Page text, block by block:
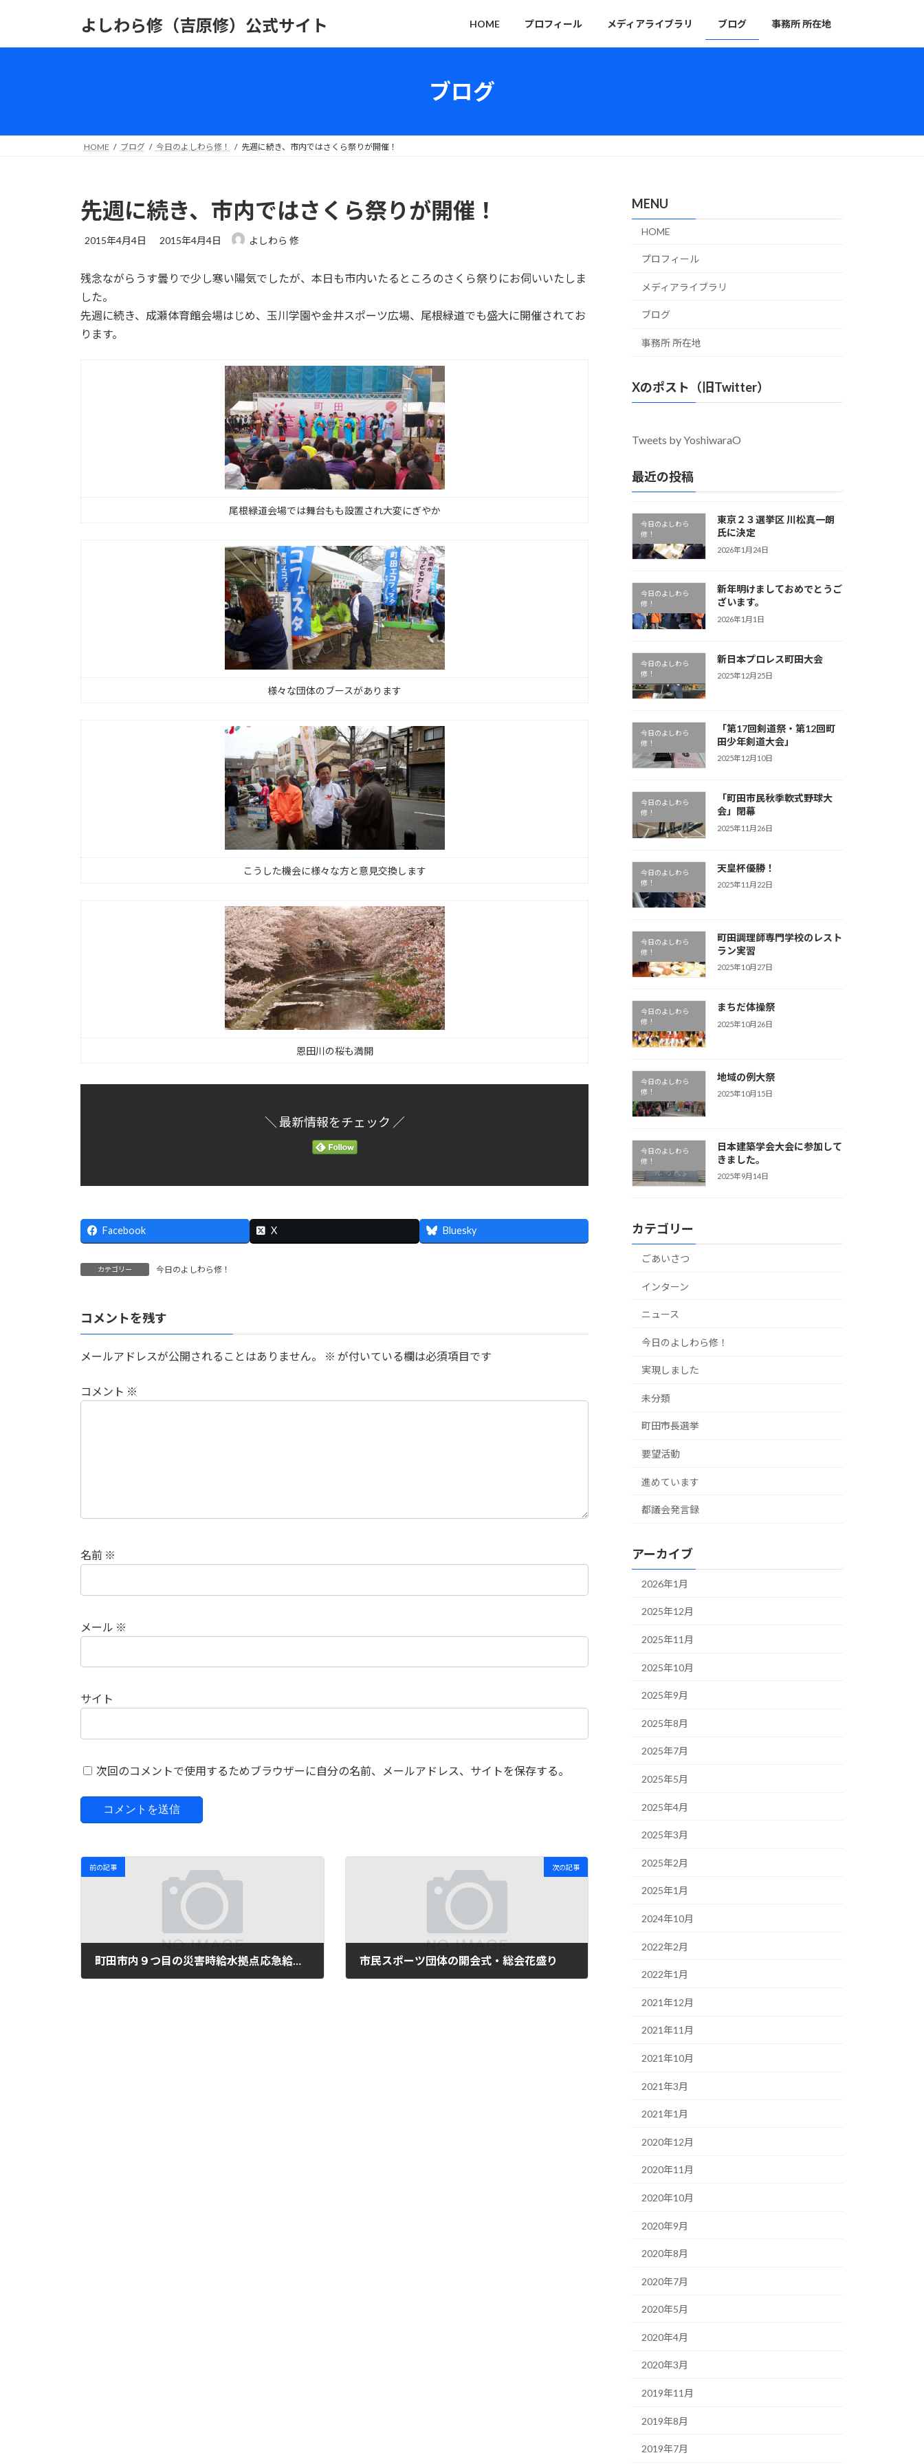
ッ
移
よしわら修（吉原修）公式サイト HOME プロフィール メディアライブラリ ブログ 事務所 所在地
ブログ
HOME ブログ 今日のよしわら修！ 先週に続き、市内ではさくら祭りが開催！
先週に続き、市内ではさくら祭りが開催！
2015年4月4日
最
新
:
2015年4月4日 よしわら 修
残念ながらうす曇りで少し寒い陽気でしたが、本日も市内いたるところのさくら祭りにお伺いいたしま
した。
先週に続き、成瀬体育館会場はじめ、玉川学園や金井スポーツ広場、尾根緑道でも盛大に開催されてお
ります。
尾根緑道会場では舞台もも設置され大変にぎやか
様々な団体のブースがあります
こうした機会に様々な方と意見交換します
恩田川の桜も満開
＼ 最新情報をチェック ／
Facebook X Bluesky
カテゴリー 今日のよしわら修！
コメントを残す
メールアドレスが公開されることはありません。 ※ が付いている欄は必須項目です
コメント ※
名前 ※
メール ※
サイト
次回のコメントで使用するためブラウザーに自分の名前、メールアドレス、サイトを保存する。
前の記事 次の記事
市民スポーツ団体の開会式・総会花盛り
MENU
HOME
プロフィール
メディアライブラリ
ブログ
事務所 所在地
Xのポスト（旧Twitter）
Tweets by YoshiwaraO
最近の投稿
今日のよしわら
修！
東京２３選挙区 川松真一朗
氏に決定
2026年1月24日
今日のよしわら
修！
新年明けましておめでとうご
ざいます。
2026年1月1日
今日のよしわら
修！
新日本プロレス町田大会
2025年12月25日
今日のよしわら
修！
「第17回剣道祭・第12回町
田少年剣道大会」
2025年12月10日
今日のよしわら
修！
「町田市民秋季軟式野球大
会」閉幕
2025年11月26日
今日のよしわら
修！
天皇杯優勝！
2025年11月22日
今日のよしわら
修！
町田調理師専門学校のレスト
ラン実習
2025年10月27日
今日のよしわら
修！
まちだ体操祭
2025年10月26日
今日のよしわら
修！
地域の例大祭
2025年10月15日
今日のよしわら
修！
日本建築学会大会に参加して
きました。
2025年9月14日
カテゴリー
ごあいさつ
インターン
ニュース
今日のよしわら修！
実現しました
未分類
町田市長選挙
要望活動
進めています
都議会発言録
アーカイブ
2026年1月
2025年12月
2025年11月
2025年10月
2025年9月
2025年8月
2025年7月
2025年5月
2025年4月
2025年3月
2025年2月
2025年1月
2024年10月
2022年2月
2022年1月
2021年12月
2021年11月
2021年10月
2021年3月
2021年1月
2020年12月
2020年11月
2020年10月
2020年9月
2020年8月
2020年7月
2020年5月
2020年4月
2020年3月
2019年11月
2019年8月
2019年7月